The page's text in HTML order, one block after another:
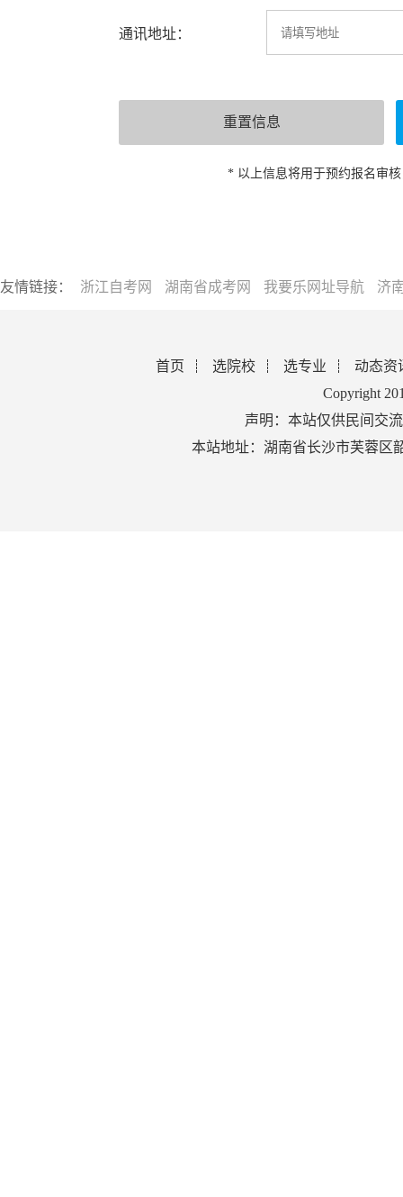
通讯地址：
* 以上信息将用于预约报名审
友情链接： 浙江自考网 湖南省成考网 我要乐网址导航 济
首页 选院校 选专业
动态资
Copyright
声明：本站仅供民间交
本站地址：湖南省长沙市芙蓉区